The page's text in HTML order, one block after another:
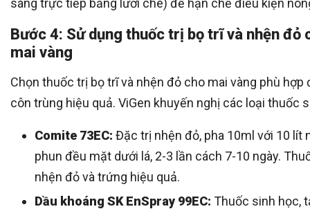
sáng trực tiếp bằng lưới che) để hạn chế điều kiện
Bước 4: Sử dụng thuốc trị bọ trĩ và nhện đỏ
mai vàng
Chọn thuốc trị bọ trĩ và nhện đỏ cho mai vàng phù hợp
côn trùng hiệu quả. ViGen khuyến nghị các loại thuốc
Comite 73EC: Đặc trị nhện đỏ, pha 10ml với 10 lít
phun đều mặt dưới lá, 2-3 lần cách 7-10 ngày.
nhện đỏ và trứng hiệu quả.
Dầu khoáng SK EnSpray 99EC: Thuốc sinh học,